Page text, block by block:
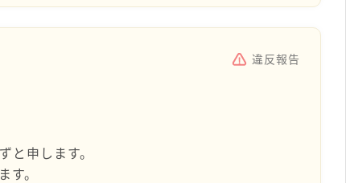
違反報告
と申します。
。